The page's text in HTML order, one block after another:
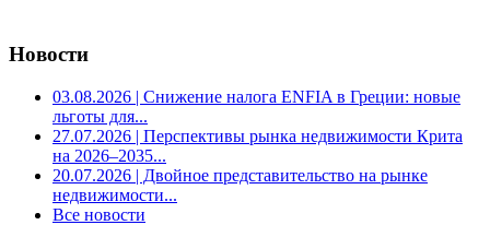
Новости
03.08.2026 | Снижение налога ENFIA в Греции: новые
льготы для...
27.07.2026 | Перспективы рынка недвижимости Крита
на 2026–2035...
20.07.2026 | Двойное представительство на рынке
недвижимости...
Все новости